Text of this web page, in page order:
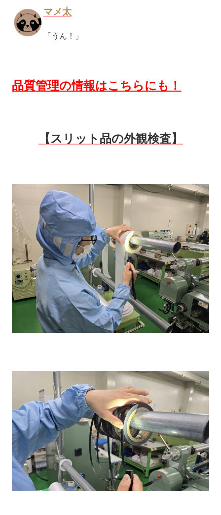
マメ太
「うん！」
品質管理の情報はこちらにも！
【スリット品の外観検査】